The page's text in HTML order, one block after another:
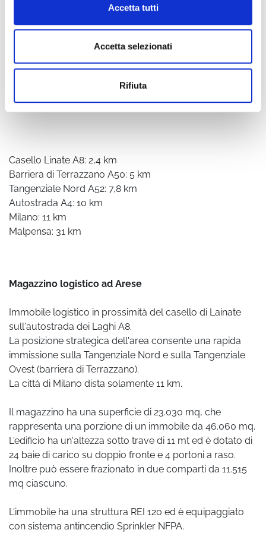
Accetta tutti
Accetta selezionati
Rifiuta
Casello Linate A8: 2,4 km
Barriera di Terrazzano A50: 5 km
Tangenziale Nord A52: 7,8 km
Autostrada A4: 10 km
Milano: 11 km
Malpensa: 31 km
Magazzino logistico ad Arese
Immobile logistico in prossimità del casello di Lainate
sull'autostrada dei Laghi A8.
La posizione strategica dell'area consente una rapida
immissione sulla Tangenziale Nord e sulla Tangenziale
Ovest (barriera di Terrazzano).
La città di Milano dista solamente 11 km.
Il magazzino ha una superficie di 23.030 mq, che
rappresenta una porzione di un immobile da 46.060 mq.
L'edificio ha un'altezza sotto trave di 11 mt ed è dotato di
24 baie di carico su doppio fronte e 4 portoni a raso.
Inoltre può essere frazionato in due comparti da 11.515
mq ciascuno.
L'immobile ha una struttura REI 120 ed è equipaggiato
con sistema antincendio Sprinkler NFPA.